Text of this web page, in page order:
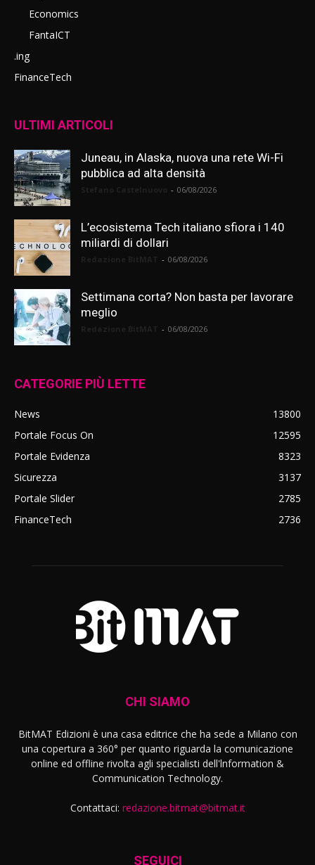
Economics
FantaICT
.ing
FinanceTech
ULTIMI ARTICOLI
Juneau, in Alaska, nuova una rete Wi-Fi
pubblica ad alta densità
- 06/08/2026
L’ecosistema Tech italiano sfiora i 140
miliardi di dollari
- 06/08/2026
Settimana corta? Non basta per lavorare
meglio
- 06/08/2026
CATEGORIE PIÙ LETTE
News
13800
Portale Focus On
12595
Portale Evidenza
8323
Sicurezza
3137
Portale Slider
2785
FinanceTech
2736
CHI SIAMO
BitMAT Edizioni è una casa editrice che ha sede a Milano con
una copertura a 360° per quanto riguarda la comunicazione
online ed offline rivolta agli specialisti dell'lnformation &
Communication Technology.
Contattaci: redazione.bitmat@bitmat.it
SEGUICI